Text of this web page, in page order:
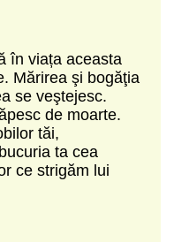
în viața aceasta
Mărirea şi bogăţia
se veştejesc.
de moarte.
tăi,
ta cea
ce strigăm lui